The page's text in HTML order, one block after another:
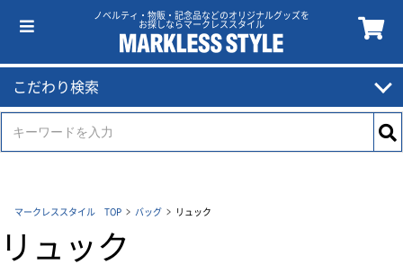
ノベルティ・物販・記念品などのオリジナルグッズを
お探しならマークレススタイル
こだわり検索
マークレススタイル TOP バッグ リュック
リュック